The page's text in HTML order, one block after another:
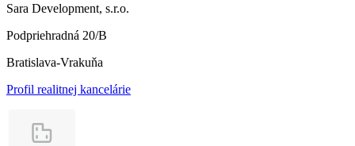
Sara Development, s.r.o.
Podpriehradná 20/B
Bratislava-Vrakuňa
Profil realitnej kancelárie